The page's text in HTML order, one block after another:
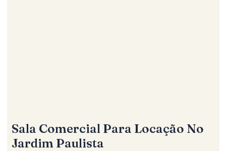
Sala Comercial Para Locação No
Jardim Paulista